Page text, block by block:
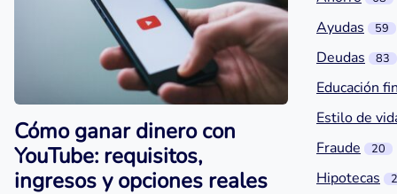
Cómo ganar dinero con
YouTube: requisitos,
ingresos y opciones reales
Ayudas 59
Deudas 83
Educación
Estilo de
Fraude
20
Hipotecas